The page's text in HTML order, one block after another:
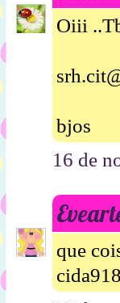
Oiii
bjos
16 de
que